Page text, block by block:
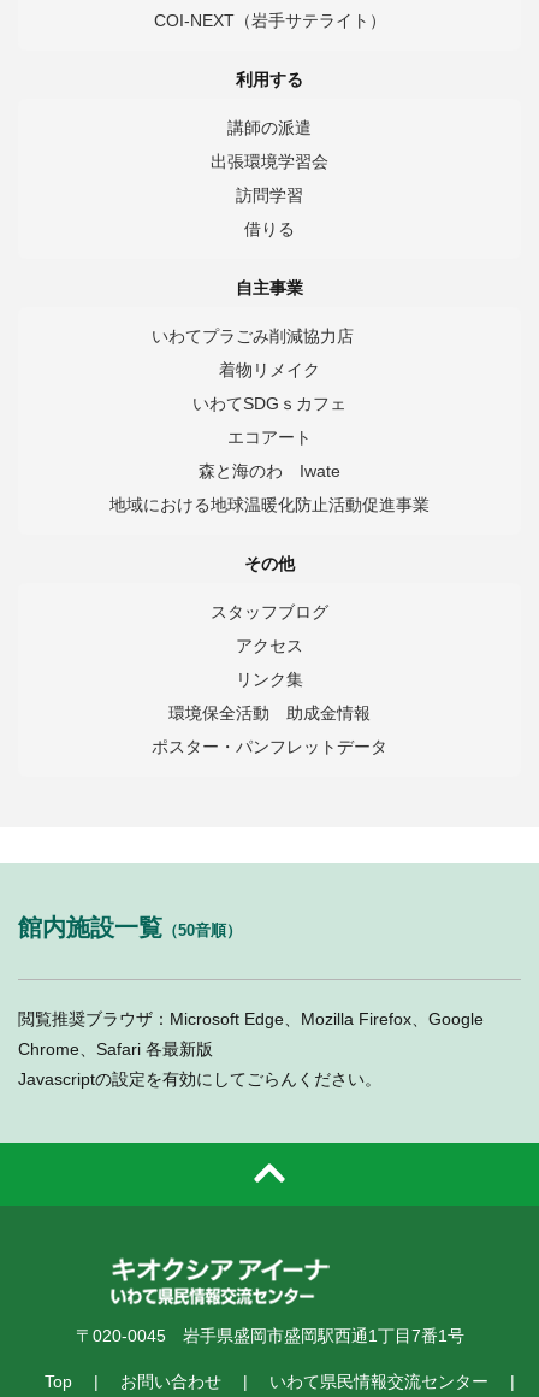
COI-NEXT（岩手サテライト）
利用する
講師の派遣
出張環境学習会
訪問学習
借りる
自主事業
いわてプラごみ削減協力店
着物リメイク
いわてSDGｓカフェ
エコアート
森と海のわ Iwate
地域における地球温暖化防止活動促進事業
その他
スタッフブログ
アクセス
リンク集
環境保全活動 助成金情報
ポスター・パンフレットデータ
館内施設一覧 （50音順）
閲覧推奨ブラウザ：Microsoft Edge、Mozilla Firefox、Google
Chrome、Safari 各最新版
Javascriptの設定を有効にしてごらんください。
〒020-0045 岩手県盛岡市盛岡駅西通1丁目7番1号
Top お問い合わせ
いわて県民情報交流センター